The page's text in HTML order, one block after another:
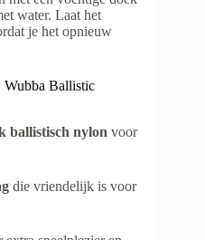
water. Laat het
je het opnieuw
Wubba Ballistic
ballistisch nylon voor
die vriendelijk is voor